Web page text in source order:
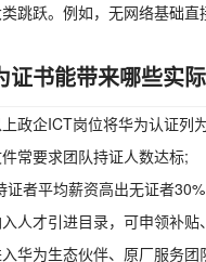
跳跃。例如，无网络基础
证书能带来哪些实
政企ICT岗位将华为认证列
常要求团队持证人数达标;
证者平均薪资高出无证者
人才引进目录，可申领补贴
华为生态伙伴、原厂服务团